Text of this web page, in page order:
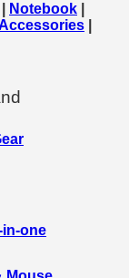
Notebook
in-one